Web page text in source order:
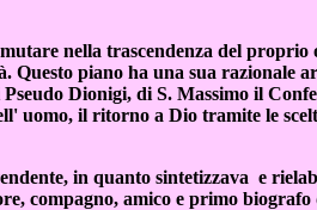
nella trascendenza del proprio
Questo piano ha una sua razionale
Dionigi, di S. Massimo il
uomo, il ritorno a Dio tramite le
in quanto sintetizzava e
compagno, amico e primo